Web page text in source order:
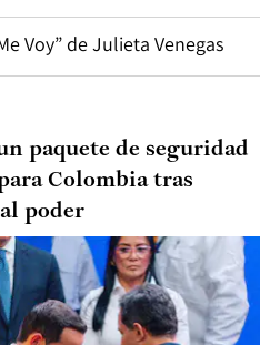
Voy” de Julieta Venegas
paquete de seguridad
Colombia tras
poder